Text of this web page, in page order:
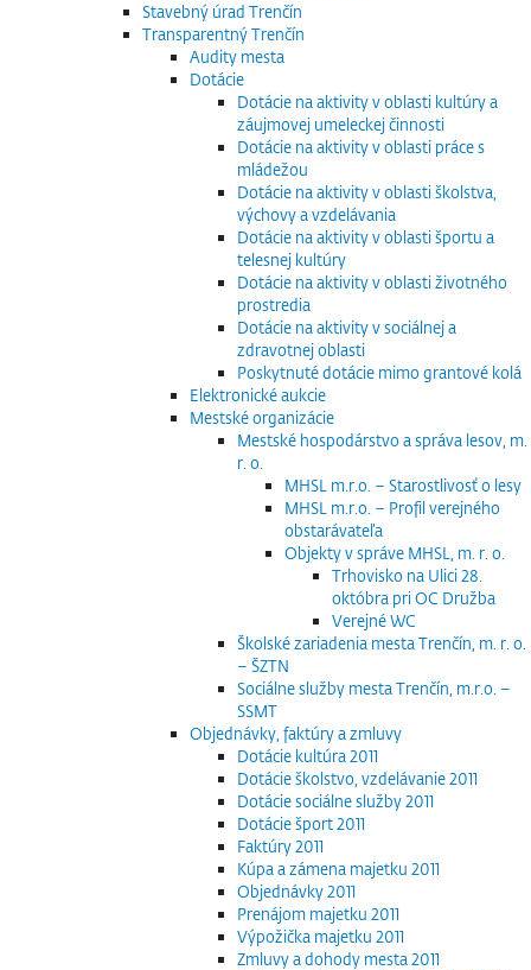
Stavebný úrad Trenčín
Transparentný Trenčín
Audity mesta
Dotácie
Dotácie na aktivity v oblasti kultúry a
záujmovej umeleckej činnosti
Dotácie na aktivity v oblasti práce s
mládežou
Dotácie na aktivity v oblasti školstva,
výchovy a vzdelávania
Dotácie na aktivity v oblasti športu a
telesnej kultúry
Dotácie na aktivity v oblasti životného
prostredia
Dotácie na aktivity v sociálnej a
zdravotnej oblasti
Poskytnuté dotácie mimo grantové kolá
Elektronické aukcie
Mestské organizácie
Mestské hospodárstvo a správa lesov, m.
r. o.
MHSL m.r.o. – Starostlivosť o lesy
MHSL m.r.o. – Profil verejného
obstarávateľa
Objekty v správe MHSL, m. r. o.
Trhovisko na Ulici 28.
októbra pri OC Družba
Verejné WC
Školské zariadenia mesta Trenčín, m. r. o.
– ŠZTN
Sociálne služby mesta Trenčín, m.r.o. –
SSMT
Objednávky, faktúry a zmluvy
Dotácie kultúra 2011
Dotácie školstvo, vzdelávanie 2011
Dotácie sociálne služby 2011
Dotácie šport 2011
Faktúry 2011
Kúpa a zámena majetku 2011
Objednávky 2011
Prenájom majetku 2011
Výpožička majetku 2011
Zmluvy a dohody mesta 2011